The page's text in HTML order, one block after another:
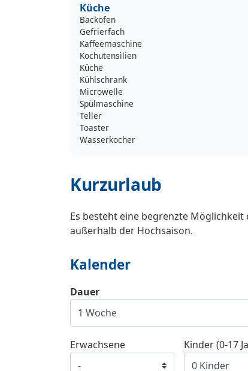
Küche
Backofen
Gefrierfach
Kaffeemaschine
Kochutensilien
Küche
Kühlschrank
Microwelle
Spülmaschine
Teller
Toaster
Wasserkocher
Kurzurlaub
Es besteht eine begrenzte
außerhalb der Hochsaison.
Kalender
Dauer
Erwachsene Kinder (0-17